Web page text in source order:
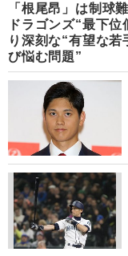
「根尾昂」は制球
ドラゴンズ“最下位
り深刻な“有望な若
び悩む問題”